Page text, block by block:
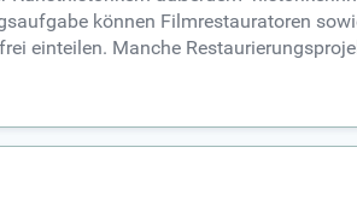
können Filmrestauratoren
einteilen. Manche